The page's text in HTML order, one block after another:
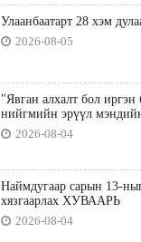
Улаанбаатарт 28 хэм
2026-08-05
"Явган алхалт бол иргэн
нийгмийн эрүүл
2026-08-04
Наймдугаар сарын 13-
хязгаарлах ХУВААРЬ
2026-08-04